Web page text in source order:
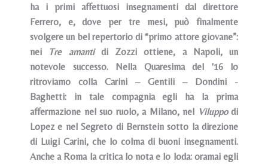
ha i primi affettuosi insegnamenti dal direttore
Ferrero, e, dove per tre mesi, può finalmente
svolgere un bel repertorio di “primo attore giovane”:
nei Tre amantidi Zozzi ottiene, a Napoli, un
notevole successo. Nella Quaresima del '16 lo
ritroviamo colla Carini – Gentili – Dondini -
Baghetti: in tale compagnia egli ha la prima
affermazione nel suo ruolo, a Milano, nel Viluppodi
Lopez e nel Segreto di Bernstein sotto la direzione
di Luigi Carini, che lo colma di buoni insegnamenti.
Anche a Roma la critica lo nota e lo loda: oramai egli